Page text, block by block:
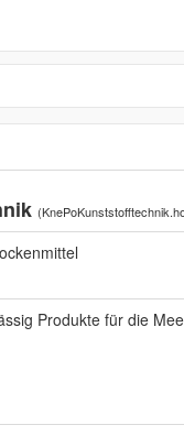
(
Produkte für die